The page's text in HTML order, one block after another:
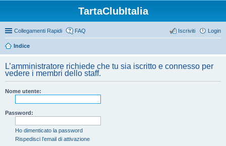
TartaClubItalia
Collegamenti Rapidi FAQ Login
Iscriviti
Indice
L’amministratore richiede che tu sia iscritto e connesso per
vedere i membri dello staff.
Nome utente:
Password:
Ho dimenticato la password
Rispedisci l’email di attivazione